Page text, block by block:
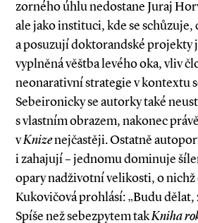
zorného úhlu nedostane Juraj
ale jako instituci, kde se
a posuzují doktorandské projekty
vyplněná věštba levého oka, vliv
neonarativní strategie v kontextu
Sebeironicky se autorky také
s vlastním obrazem, nakonec
vKnizenejčastěji. Ostatně
i zahajují – jednomu dominuje
opary nadživotní velikosti, o nichž
Kukovičová prohlásí: „Budu dělat,
Spíše než sebezpytem takKniha